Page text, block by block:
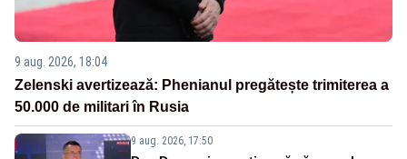
9 aug. 2026, 18:04
Zelenski avertizează: Phenianul pregătește trimiterea a
50.000 de militari în Rusia
9 aug. 2026, 17:50